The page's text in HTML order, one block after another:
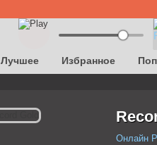
Лучшее Избранное Поп
Онлайн